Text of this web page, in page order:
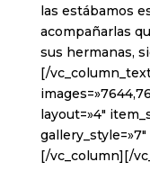
las estábamos
acompañarlas
sus hermanas,
[/
layout=»4″
[/vc_column][/